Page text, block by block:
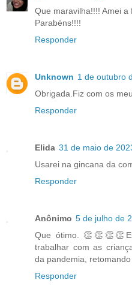
Que maravilha!!!! Amei a
Parabéns!!!!
Responder
Unknown 1 de outubro
Obrigada.Fiz com os
Responder
Elida 31 de maio de
Usarei na gincana da
Responder
Anônimo 5 de julho de
Que ótimo.
trabalhar com as
da pandemia,
Responder